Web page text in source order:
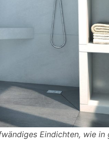
Eindichten, wie in